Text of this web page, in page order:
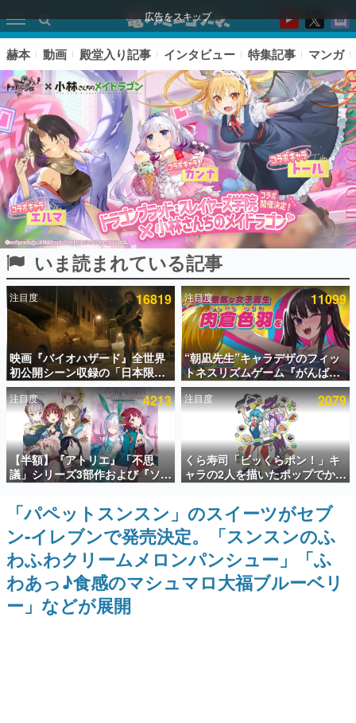
広告をスキップ
ピックアップ
電ファミのいま読まれている記事ランキング
アプリセール情報
インタビュー
連載・特集一覧
殿堂入り記事
SNS拡散数が数千以上！ ページビュー数万以上！ などな
ど。多くの人々に読まれた、電ファミ渾身の“殿堂入り”記
事をまとめました。
ゲームの企画書
名作ゲームクリエイターの方々に製作時のエピソードをお
聞きし、ヒットする企画（ゲーム）とは何か？を探ってい
きます。
赫本
この物語を解いてはいけない。『赫本』は、〈試験問題〉
の形をした短編ホラー小説集です。
赫本 動画 殿堂入り記事 インタビュー 特集記事 マンガ
いま読まれている記事
注目度 16819
映画『バイオハザード』全世界
初公開シーン収録の「日本限
定」予告映像が解禁。バイオの
日（8月10日）にあわせて、
「ラクーンシティ総合病院」へ
行く配達人の姿が披露
注目度 11099
“朝凪先生”キャラデザのフィッ
トネスリズムゲーム『がんば
れ！チアリズム』Steamストア
ページが公開。キャラクターの
CVは陽向葵ゅかさん
注目度 4213
【半額】『アトリエ』「不思
議」シリーズ3部作および『ソフ
ィーのアトリエ2』公式画集の
Kindle版が50%オフとなるセー
ルが開催中。各作品の設定画や
美麗なイラストの数々をふんだ
んに収録
注目度 2079
くら寿司「ビッくらポン！」キ
ャラの2人を描いたポップでかわ
いいコラボイラストが公開。コ
ラボイラストを使用した限定T
シャツ&ステッカーがアソビシ
ステム主催「Akaku展」にて販
売へ
「パペットスンスン」のスイーツがセブ
ン-イレブンで発売決定。「スンスンのふ
わふわクリームメロンパンシュー」「ふ
わあっ♪食感のマシュマロ大福ブルーベリ
ー」などが展開